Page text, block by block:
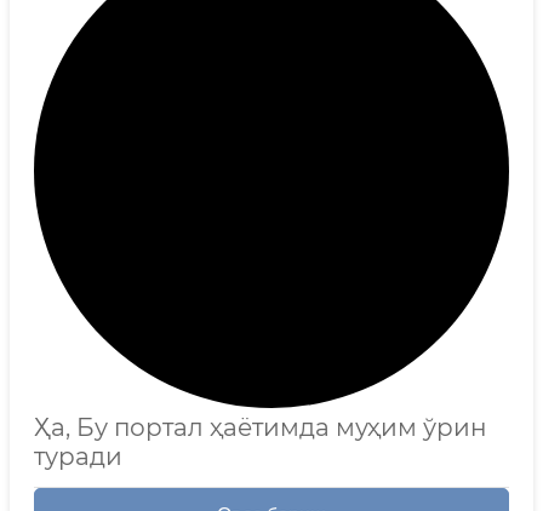
Ҳа, Бу портал ҳаётимда муҳим ўрин
туради